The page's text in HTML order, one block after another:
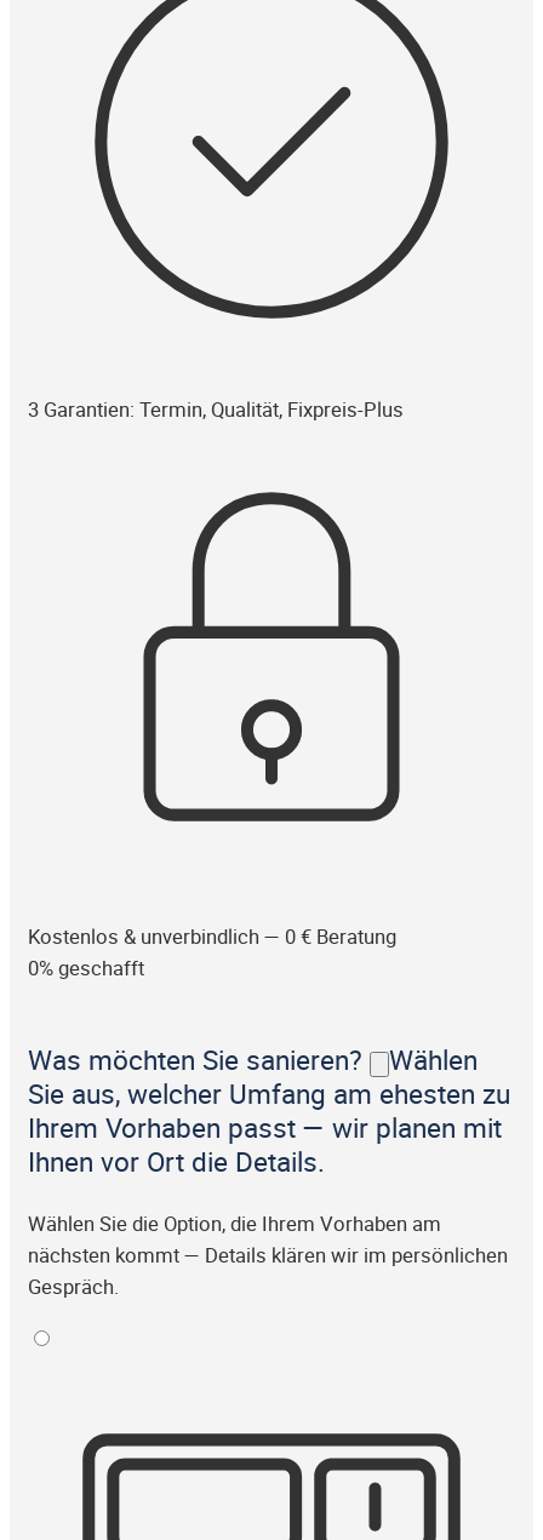
3 Garantien: Termin, Qualität, Fixpreis-Plus
Kostenlos & unverbindlich — 0 € Beratung
0% geschafft
Was möchten Sie sanieren?
Wählen
Sie aus, welcher Umfang am ehesten zu
Ihrem Vorhaben passt — wir planen mit
Ihnen vor Ort die Details.
Wählen Sie die Option, die Ihrem Vorhaben am
nächsten kommt — Details klären wir im persönlichen
Gespräch.